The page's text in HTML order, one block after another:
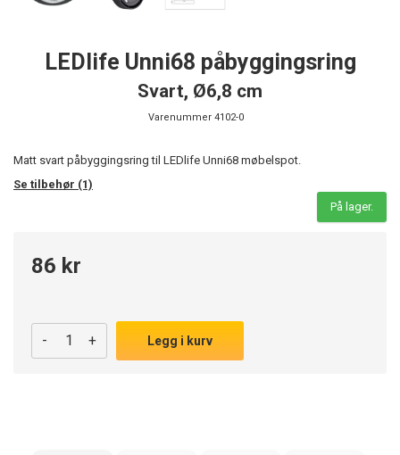
LEDlife Unni68 påbyggingsring
Svart, Ø6,8 cm
Varenummer 4102-0
Matt svart påbyggingsring til LEDlife Unni68 møbelspot.
Se tilbehør (1)
På lager.
86 kr
- + Legg i kurv